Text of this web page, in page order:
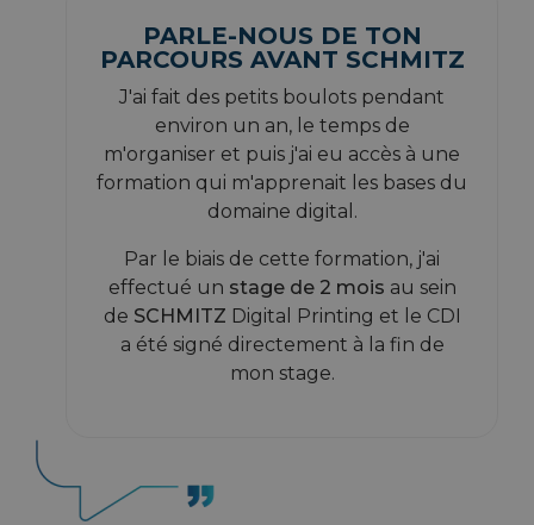
PARLE-NOUS DE TON
PARCOURS AVANT SCHMITZ
J'ai fait des petits boulots pendant
environ un an, le temps de
m'organiser et puis j'ai eu accès à une
formation qui m'apprenait les bases du
domaine digital.
Par le biais de cette formation, j'ai
effectué un stage de 2 mois au sein
de SCHMITZ Digital Printing et le CDI
a été signé directement à la fin de
mon stage.